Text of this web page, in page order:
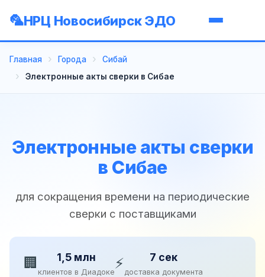
НРЦ Новосибирск ЭДО
Главная Города
Сибай
Электронные акты сверки в Сибае
Электронные акты сверки
в Сибае
для сокращения времени на периодические
сверки с поставщиками
🏢 1,5 млн
клиентов в Диадоке⚡ 7 сек
доставка документа